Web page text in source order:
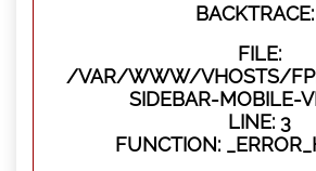
BACKTRACE:
FILE:
/VAR/WWW/VHOSTS/
SIDEBAR-MOBILE-
LINE: 3
FUNCTION: